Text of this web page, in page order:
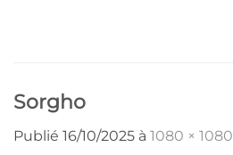
Sorgho
Publié 16/10/2025 à 1080 × 1080